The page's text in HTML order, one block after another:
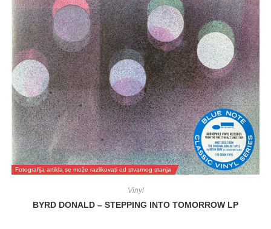
Fotografija artikla se može razlikovati od stvarnog stanja
Vinyl
BYRD DONALD – STEPPING INTO TOMORROW LP